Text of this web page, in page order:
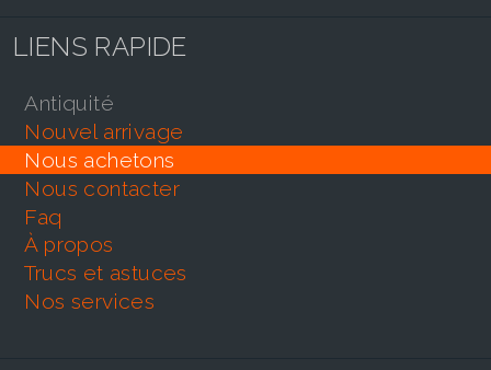
LIENS RAPIDE
antiquité
nouvel arrivage
nous achetons
nous contacter
faq
À propos
trucs et astuces
nos services